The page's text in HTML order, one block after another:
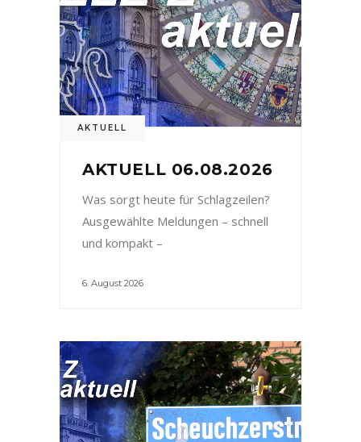
AKTUELL
AKTUELL 06.08.2026
Was sorgt heute für Schlagzeilen?
Ausgewählte Meldungen – schnell
und kompakt –
6. August 2026